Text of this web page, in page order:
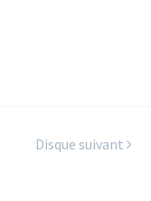
Disque suivant